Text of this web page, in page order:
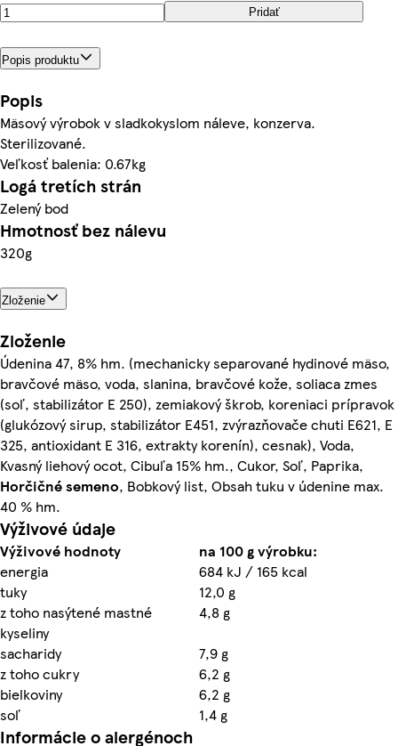
Pridať
Popis produktu
Popis
Mäsový výrobok v sladkokyslom náleve, konzerva.
Sterilizované.
Veľkosť balenia: 0.67kg
Logá tretích strán
Zelený bod
Hmotnosť bez nálevu
320g
Zloženie
Zloženie
Údenina 47, 8% hm. (mechanicky separované hydinové mäso,
bravčové mäso, voda, slanina, bravčové kože, soliaca zmes
(soľ, stabilizátor E 250), zemiakový škrob, koreniaci prípravok
(glukózový sirup, stabilizátor E451, zvýrazňovače chuti E621, E
325, antioxidant E 316, extrakty korenín), cesnak), Voda,
Kvasný liehový ocot, Cibuľa 15% hm., Cukor, Soľ, Paprika,
Horčičné semeno, Bobkový list, Obsah tuku v údenine max.
40 % hm.
Výživové údaje
Výživové hodnoty
na 100 g výrobku:
energia
684 kJ / 165 kcal
tuky
12,0 g
z toho nasýtené mastné
kyseliny
4,8 g
sacharidy
7,9 g
z toho cukry
6,2 g
bielkoviny
6,2 g
soľ
1,4 g
Informácie o alergénoch